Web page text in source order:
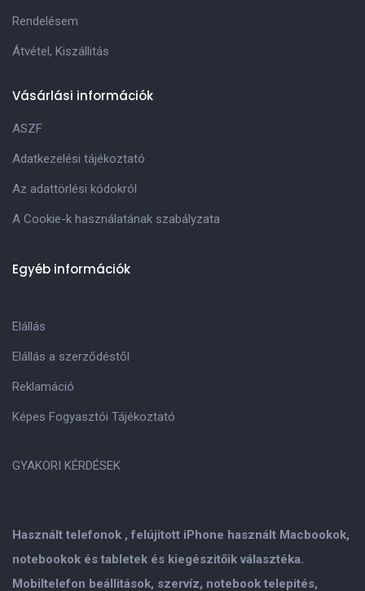
Használt telefonok , felújitott iPhone használt Macbookok,
notebookok és tabletek és kiegészitőik választéka.
Mobiltelefon beállitások, szervíz, notebook telepités,
Rendelésem
Átvétel, Kiszállitás
Vásárlási információk
ASZF
Adatkezelési tájékoztató
Az adattörlési kódokról
A Cookie-k használatának szabályzata
Egyéb információk
Elállás
Elállás a szerződéstől
Reklamáció
Képes Fogyasztói Tájékoztató
GYAKORI KÉRDÉSEK